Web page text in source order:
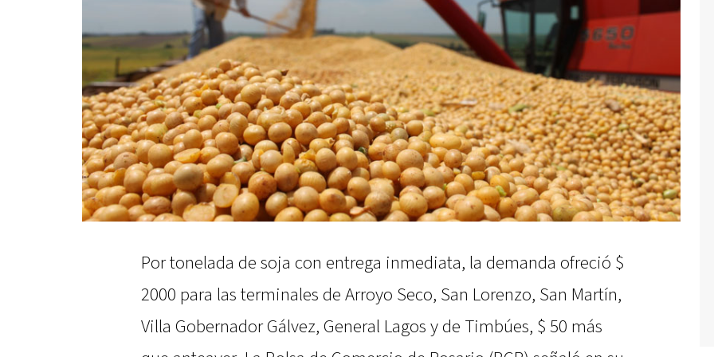
Por tonelada de soja con entrega inmediata, la demanda ofreció $
2000 para las terminales de Arroyo Seco, San Lorenzo, San Martín,
Villa Gobernador Gálvez, General Lagos y de Timbúes, $ 50 más